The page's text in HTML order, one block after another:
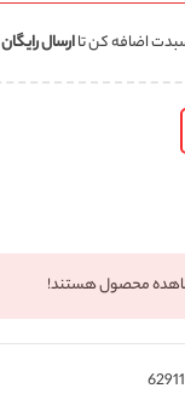
اضافه کن تاارسال رایگان
محصول هستند!